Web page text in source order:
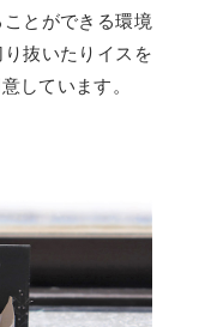
とができる環境
抜いたりイスを
しています。